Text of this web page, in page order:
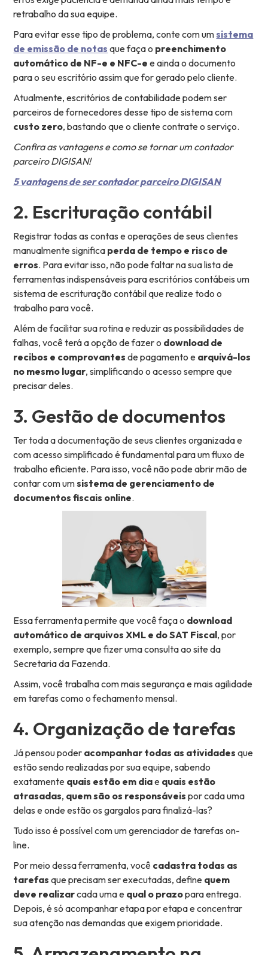
retrabalho da sua equipe.
Para evitar esse tipo de problema, conte com umsistema
de emissão de notas que faça o preenchimento
automático de NF-e e NFC-e e ainda o documento
para o seu escritório assim que for gerado pelo cliente.
Atualmente, escritórios de contabilidade podem ser
parceiros de fornecedores desse tipo de sistema com
custo zero, bastando que o cliente contrate o serviço.
Confira as vantagens e como se tornar um contador
parceiro DIGISAN!
5 vantagens de ser contador parceiro DIGISAN
2. Escrituração contábil
Registrar todas as contas e operações de seus clientes
manualmente significa perda de tempo e risco de
erros. Para evitar isso, não pode faltar na sua lista de
ferramentas indispensáveis para escritórios contábeis um
sistema de escrituração contábil que realize todo o
trabalho para você.
Além de facilitar sua rotina e reduzir as possibilidades de
falhas, você terá a opção de fazer o download de
recibos e comprovantes de pagamento e arquivá-los
no mesmo lugar, simplificando o acesso sempre que
precisar deles.
3. Gestão de documentos
Ter toda a documentação de seus clientes organizada e
com acesso simplificado é fundamental para um fluxo de
trabalho eficiente. Para isso, você não pode abrir mão de
contar com umsistema de gerenciamento de
documentos fiscais online.
Essa ferramenta permite que você faça o download
automático de arquivos XML e do SAT Fiscal, por
exemplo, sempre que fizer uma consulta ao site da
Secretaria da Fazenda.
Assim, você trabalha com mais segurança e mais agilidade
em tarefas como o fechamento mensal.
4. Organização de tarefas
Já pensou poder acompanhar todas as atividades que
estão sendo realizadas por sua equipe, sabendo
exatamente quais estão em diae quais estão
atrasadas, quem são os responsáveis por cada uma
delas e onde estão os gargalos para finalizá-las?
Tudo isso é possível com um gerenciador de tarefas on-
line.
Por meio dessa ferramenta, você cadastra todas as
tarefas que precisam ser executadas, define quem
deve realizarcada uma e qual o prazopara entrega.
Depois, é só acompanhar etapa por etapa e concentrar
sua atenção nas demandas que exigem prioridade.